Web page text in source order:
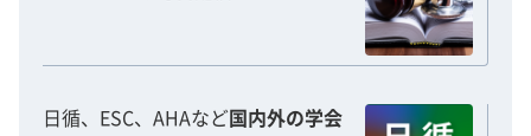
日循、ESC、AHAなど国内外の学会